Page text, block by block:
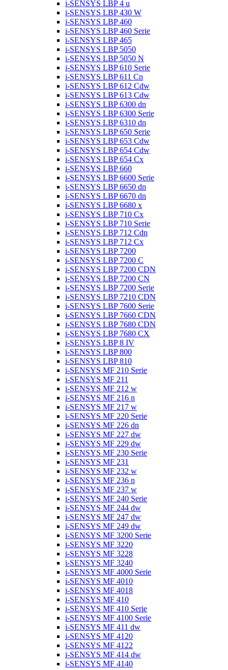
i-SENSYS LBP 4 u
i-SENSYS LBP 430 W
i-SENSYS LBP 460
i-SENSYS LBP 460 Serie
i-SENSYS LBP 465
i-SENSYS LBP 5050
i-SENSYS LBP 5050 N
i-SENSYS LBP 610 Serie
i-SENSYS LBP 611 Cn
i-SENSYS LBP 612 Cdw
i-SENSYS LBP 613 Cdw
i-SENSYS LBP 6300 dn
i-SENSYS LBP 6300 Serie
i-SENSYS LBP 6310 dn
i-SENSYS LBP 650 Serie
i-SENSYS LBP 653 Cdw
i-SENSYS LBP 654 Cdw
i-SENSYS LBP 654 Cx
i-SENSYS LBP 660
i-SENSYS LBP 6600 Serie
i-SENSYS LBP 6650 dn
i-SENSYS LBP 6670 dn
i-SENSYS LBP 6680 x
i-SENSYS LBP 710 Cx
i-SENSYS LBP 710 Serie
i-SENSYS LBP 712 Cdn
i-SENSYS LBP 712 Cx
i-SENSYS LBP 7200
i-SENSYS LBP 7200 C
i-SENSYS LBP 7200 CDN
i-SENSYS LBP 7200 CN
i-SENSYS LBP 7200 Serie
i-SENSYS LBP 7210 CDN
i-SENSYS LBP 7600 Serie
i-SENSYS LBP 7660 CDN
i-SENSYS LBP 7680 CDN
i-SENSYS LBP 7680 CX
i-SENSYS LBP 8 IV
i-SENSYS LBP 800
i-SENSYS LBP 810
i-SENSYS MF 210 Serie
i-SENSYS MF 211
i-SENSYS MF 212 w
i-SENSYS MF 216 n
i-SENSYS MF 217 w
i-SENSYS MF 220 Serie
i-SENSYS MF 226 dn
i-SENSYS MF 227 dw
i-SENSYS MF 229 dw
i-SENSYS MF 230 Serie
i-SENSYS MF 231
i-SENSYS MF 232 w
i-SENSYS MF 236 n
i-SENSYS MF 237 w
i-SENSYS MF 240 Serie
i-SENSYS MF 244 dw
i-SENSYS MF 247 dw
i-SENSYS MF 249 dw
i-SENSYS MF 3200 Serie
i-SENSYS MF 3220
i-SENSYS MF 3228
i-SENSYS MF 3240
i-SENSYS MF 4000 Serie
i-SENSYS MF 4010
i-SENSYS MF 4018
i-SENSYS MF 410
i-SENSYS MF 410 Serie
i-SENSYS MF 4100 Serie
i-SENSYS MF 411 dw
i-SENSYS MF 4120
i-SENSYS MF 4122
i-SENSYS MF 414 dw
i-SENSYS MF 4140